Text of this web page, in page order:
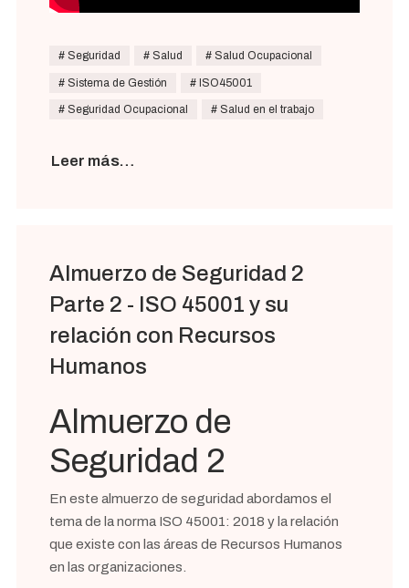
Seguridad Salud Salud Ocupacional
Sistema de Gestión ISO45001
Seguridad Ocupacional Salud en el trabajo
Leer más…
Almuerzo de Seguridad 2
Parte 2 - ISO 45001 y su
relación con Recursos
Humanos
Almuerzo de
Seguridad 2
En este almuerzo de seguridad abordamos el
tema de la norma ISO 45001: 2018 y la relación
que existe con las áreas de Recursos Humanos
en las organizaciones.